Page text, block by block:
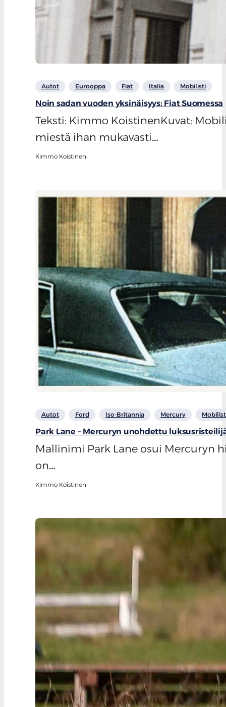
Autot Eurooppa Fiat Italia Mobilisti
Noin sadan vuoden yksinäisyys: Fiat Suomessa
Teksti: Kimmo KoistinenKuvat:
miestä ihan mukavasti…
Kimmo Koistinen·
Autot Ford Iso-Britannia Mercury
Park Lane – Mercuryn unohdettu
Mallinimi Park Lane osui Mercuryn
on…
Kimmo Koistinen·